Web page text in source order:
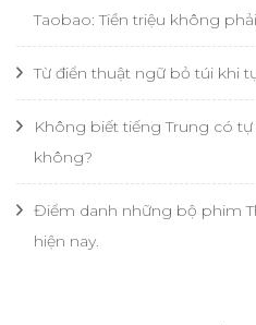
Taobao: Tiền triệu không phải
Từ điển thuật ngữ bỏ túi khi
Không biết tiếng Trung có
không?
Điểm danh những bộ phim
hiện nay.